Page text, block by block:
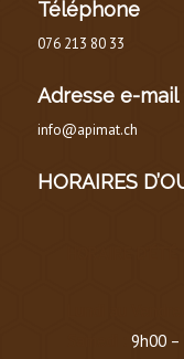
Téléphone
076 213 80 33
Adresse e-mail
info@apimat.ch
HORAIRES
9h00